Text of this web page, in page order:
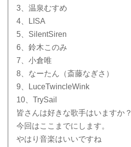
3、温泉むすめ
4、LISA
5、SilentSiren
6、鈴木このみ
7、小倉唯
8、なーたん（斎藤なぎさ）
9、LuceTwincleWink
10、TrySail
皆さんは好きな歌手はいますか？
今回はここまでにします。
やはり音楽はいいですね